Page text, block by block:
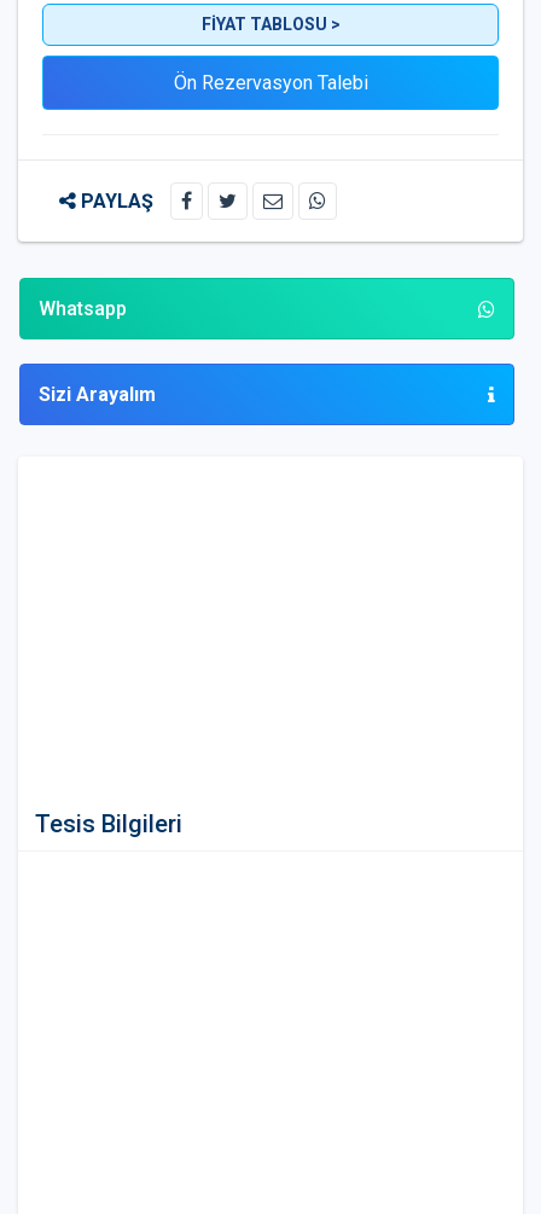
FİYAT TABLOSU >
PAYLAŞ
Whatsapp
Sizi Arayalım
Tesis Bilgileri